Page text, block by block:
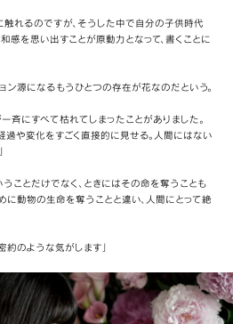
触れるのですが、そうした中で自分の子供時代
感を思い出すことが原動力となって、書くことに
ン源になるもうひとつの存在が花なのだという。
斉にすべて枯れてしまったことがありました。
や変化をすごく直接的に見せる。人間にはない
ことだけでなく、ときにはその命を奪うことも
に動物の生命を奪うことと違い、人間にとって絶
約のような気がします」